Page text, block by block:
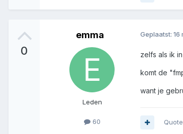
0
emma
Leden
60
Geplaatst: 16
zelfs als ik
komt de
want je
Quote